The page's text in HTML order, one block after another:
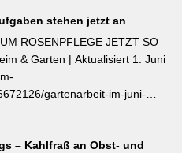
ätherische Öle
sich ganze Triebspitzen statt
Neuaustrieb und
Für die Trocknung werden
luftigen Ort aufgehängt
stehen jetzt an
ROSENPFLEGE JETZT SO
& Garten | Aktualisiert 1. Juni
gartenarbeit-im-juni-
werden, da sie die veredelte
– Kahlfraß an Obst- und